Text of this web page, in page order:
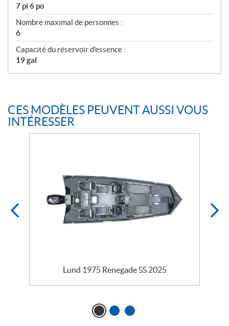
7 pi 6 po
Nombre maximal de personnes :
6
Capacité du réservoir d'essence :
19 gal
CES MODÈLES PEUVENT AUSSI VOUS
INTÉRESSER
Lund 1975 Renegade SS 2025